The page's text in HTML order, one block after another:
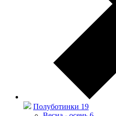
Полуботинки 19